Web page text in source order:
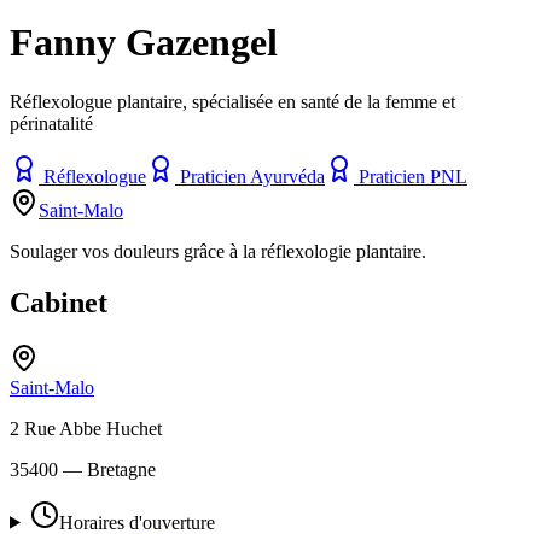
Fanny Gazengel
Réflexologue plantaire, spécialisée en santé de la femme et
périnatalité
Réflexologue Praticien Ayurvéda
Praticien PNL
Saint-Malo
Soulager vos douleurs grâce à la réflexologie plantaire.
Cabinet
Saint-Malo
2 Rue Abbe Huchet
35400 — Bretagne
Horaires d'ouverture